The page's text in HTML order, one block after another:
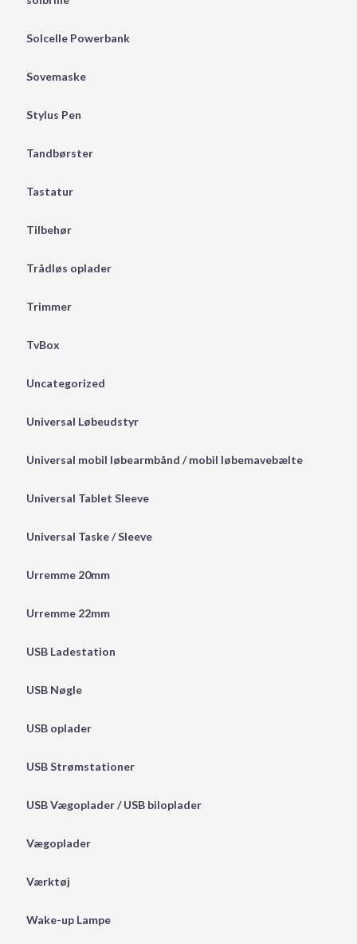
Solcelle Powerbank
Sovemaske
Stylus Pen
Tandbørster
Tastatur
Tilbehør
Trådløs oplader
Trimmer
TvBox
Uncategorized
Universal Løbeudstyr
Universal mobil løbearmbånd / mobil løbemavebælte
Universal Tablet Sleeve
Universal Taske / Sleeve
Urremme 20mm
Urremme 22mm
USB Ladestation
USB Nøgle
USB oplader
USB Strømstationer
USB Vægoplader / USB biloplader
Vægoplader
Værktøj
Wake-up Lampe